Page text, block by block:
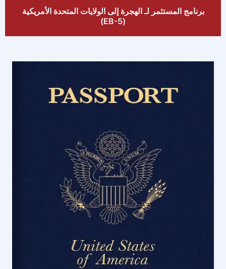
برنامج المستثمر لـ الهجرة إلى الولايات المتحدة الأمريكية
(EB-5)